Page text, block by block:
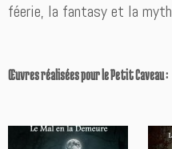
féerie, la fantasy et la
Œuvres réalisées pour le Petit Caveau :